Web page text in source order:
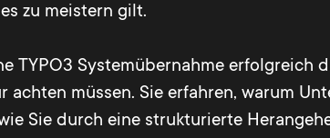
zu meistern gilt.
TYPO3 Systemübernahme
müssen. Sie erfahren, warum
Sie durch eine strukturierte